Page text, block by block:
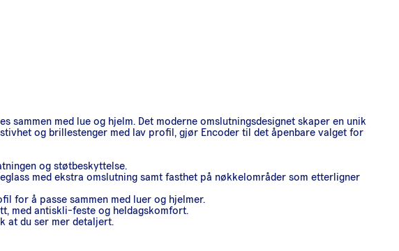
med lue og hjelm. Det moderne omslutningsdesignet skaper en unik
og brillestenger med lav profil, gjør Encoder til det åpenbare valget for
og støtbeskyttelse.
med ekstra omslutning samt fasthet på nøkkelområder som etterligner
for å passe sammen med luer og hjelmer.
med antiskli-feste og heldagskomfort.
at du ser mer detaljert.